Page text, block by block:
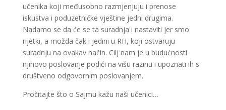
učenika koji međusobno razmjenjuju i prenose
iskustva i poduzetničke vještine jedni drugima.
Nadamo se da će se ta suradnja i nastaviti jer smo
rijetki, a možda čak i jedini u RH, koji ostvaruju
suradnju na ovakav način. Cilj nam je u budućnosti
njihovo poslovanje podići na višu razinu i upoznati ih s
društveno odgovornim poslovanjem.
Pročitajte što o Sajmu kažu naši učenici…